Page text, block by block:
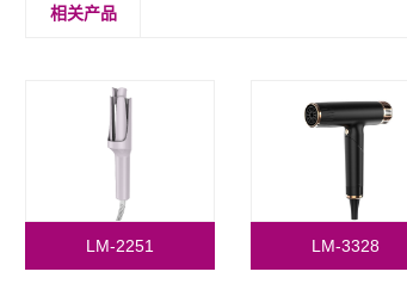
相关产品
LM-2251 LM-3328